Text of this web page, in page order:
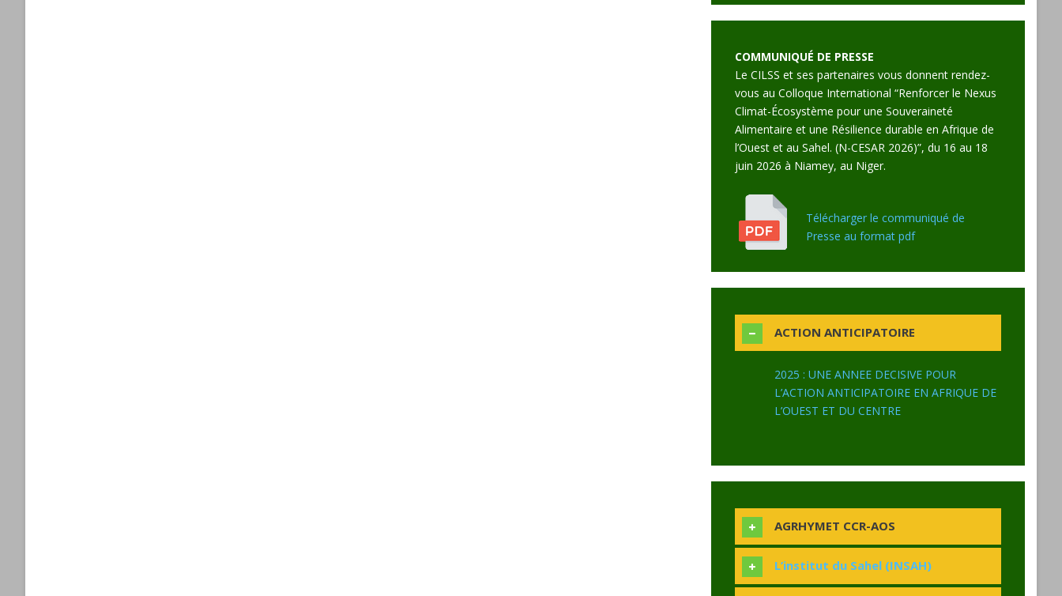
COMMUNIQUÉ DE PRESSE
Le CILSS et ses partenaires vous donnent rendez-
vous au Colloque International “Renforcer le Nexus
Climat-Écosystème pour une Souveraineté
Alimentaire et une Résilience durable en Afrique de
l’Ouest et au Sahel. (N-CESAR 2026)”, du 16 au 18
juin 2026 à Niamey, au Niger.
Télécharger le communiqué de
Presse au format pdf
ACTION ANTICIPATOIRE
2025 : UNE ANNEE DECISIVE POUR
L’ACTION ANTICIPATOIRE EN AFRIQUE DE
L’OUEST ET DU CENTRE
AGRHYMET CCR-AOS
L’institut du Sahel (INSAH)